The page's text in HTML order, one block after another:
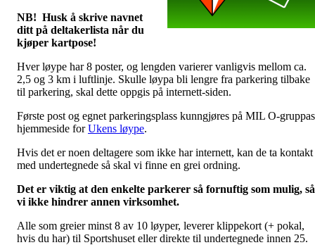
NB! Husk å skrive navnet
ditt på deltakerlista når du
kjøper kartpose!
Hver løype har 8 poster, og lengden varierer vanligvis mellom ca.
2,5 og 3 km i luftlinje. Skulle løypa bli lengre fra parkering tilbake
til parkering, skal dette oppgis på internett-siden.
Første post og egnet parkeringsplass kunngjøres på MIL O-gruppas
hjemmeside forUkens løype.
Hvis det er noen deltagere som ikke har internett, kan de ta kontakt
med undertegnede så skal vi finne en grei ordning.
Det er viktig at den enkelte parkerer så fornuftig som mulig, så
vi ikke hindrer annen virksomhet.
Alle som greier minst 8 av 10 løyper, leverer klippekort (+ pokal,
hvis du har) til Sportshuset eller direkte til undertegnede innen 25.